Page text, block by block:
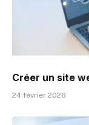
Créer un site
24 février 2026